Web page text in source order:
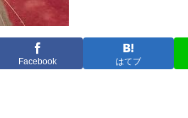
Facebook はてブ